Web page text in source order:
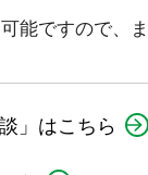
能ですので、
」はこちら